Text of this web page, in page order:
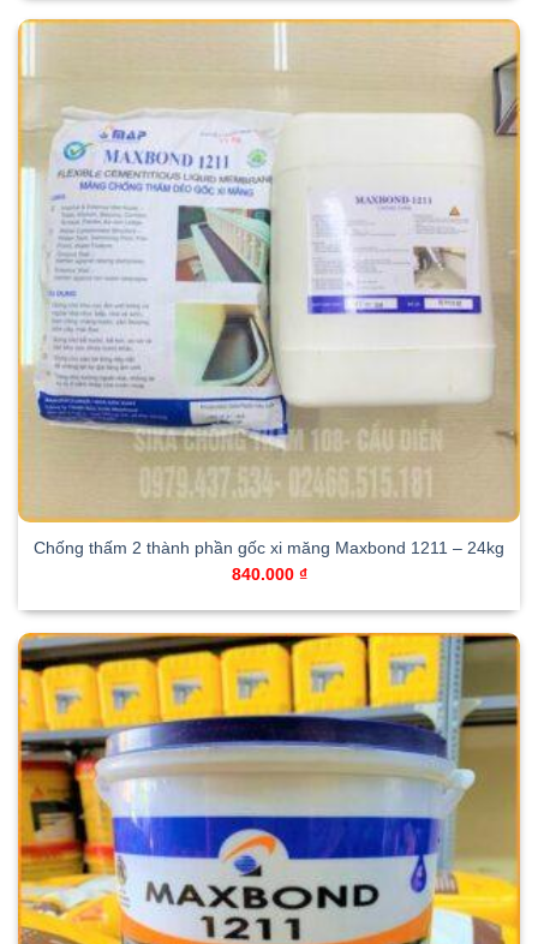
Chống thấm 2 thành phần gốc xi măng Maxbond 1211 – 24kg
840.000 ₫